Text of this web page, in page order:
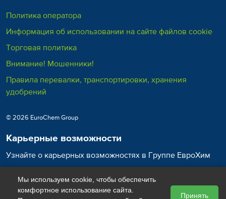
Политика оператора
Информация об использовании на сайте файлов cookie
Торговая политика
Внимание! Мошенники!
Правила перевалки, транспортировки, хранения
удобрений
© 2026 EuroChem Group
Карьерные возможности
Узнайте о карьерных возможностях в Группе ЕвроХим
Карьера в ЕвроХим
Мы используем cookie, чтобы обеспечить
комфортное использование сайта.
Принять